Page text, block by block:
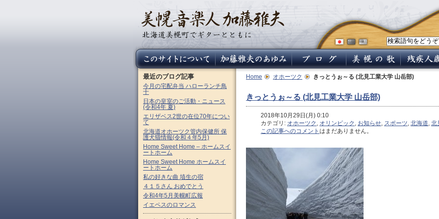
Home オホーツク きっとうぉ～る (北見工業大学 山岳部)
きっとうぉ～る (北見工業大学 山岳部)
2018年10月29日(月) 0:10
カテゴリ: オホーツク , オリンピック , お知らせ, スポーツ, 北海道, 北
この記事へのコメント はまだありません。
最近のブログ記事
今月の宅配弁当 ハローランチ鳥
十
日本の皇室のご活動・ニュース
(令和4年 夏)
エリザベス2世の在位70年につい
て
北海道オホーツク管内保健所 保
護犬猫情報(令和４年5月)
Home Sweet Home – ホームスイ
ートホーム
Home Sweet Home ホームスイ
ートホーム
私の好きな曲 埴生の宿
４１５さん おめでとう
令和4年5月美幌町広報
イエペスのロマンス